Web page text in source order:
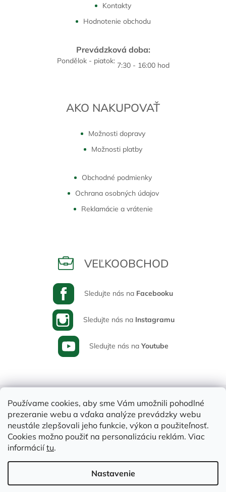
Používame cookies, aby sme Vám umožnili pohodlné
prezeranie webu a vďaka analýze prevádzky webu
neustále zlepšovali jeho funkcie, výkon a použiteľnosť.
Cookies možno použiť na personalizáciu reklám. Viac
informáciítu.
Nastavenie
Kontakty
Hodnotenie obchodu
Prevádzková doba:
Pondělok - piatok: 7:30 - 16:00 hod
AKO NAKUPOVAŤ
Možnosti dopravy
Možnosti platby
Obchodné podmienky
Ochrana osobných údajov
Reklamácie a vrátenie
VEĽKOOBCHOD
Sledujte nás na Facebooku
Sledujte nás na Instagramu
Sledujte nás na Youtube